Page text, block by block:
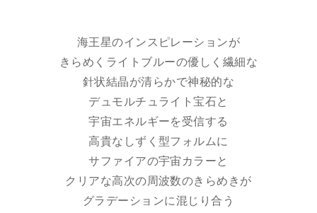
海王星のインスピレーションが
きらめくライトブルーの優しく繊細な
針状結晶が清らかで神秘的な
デュモルチュライト宝石と
宇宙エネルギーを受信する
高貴なしずく型フォルムに
サファイアの宇宙カラーと
クリアな高次の周波数のきらめきが
グラデーションに混じり合う